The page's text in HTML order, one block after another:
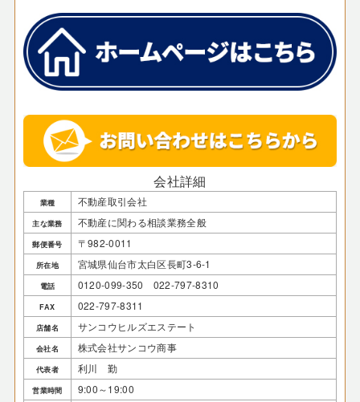
会社詳細
業種 不動産取引会社
主な業務 不動産に関わる相談業務全般
郵便番号 〒982-0011
所在地 宮城県仙台市太白区長町3-6-1
電話 0120-099-350 022-797-8310
FAX 022-797-8311
店舗名 サンコウヒルズエステート
会社名 株式会社サンコウ商事
代表者 利川 勤
営業時間 9:00～19:00